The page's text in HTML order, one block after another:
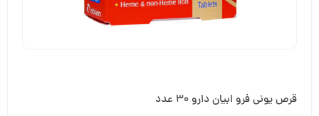
قرص یونی فرو ابیان دارو 30 عدد